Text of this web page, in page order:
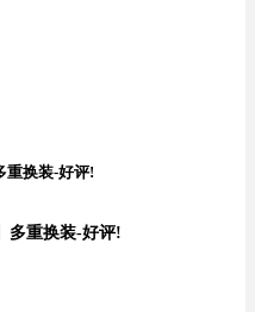
重换装-好评!
多重换装-好评!